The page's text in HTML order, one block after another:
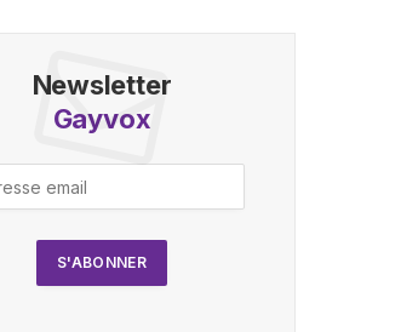
Newsletter
Gayvox